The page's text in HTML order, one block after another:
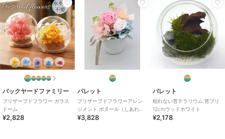
バックヤードファミリー
プリザーブドフラワー ガラス
ドーム
¥2,828
パレット
プリザーブドフラワーアレン
ジメント ボヌール（しあわ
せ） ピンク
¥3,828
パレット
枯れない苔テラリウム 苔プリ
12cmウッドホワイト
¥2,178